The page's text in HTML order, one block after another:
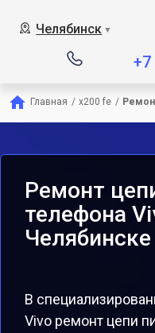
Челябинск ▼
Главная / x200 fe /
Ремонт
телефона
Челябинске
В
Vivo ремонт цепи